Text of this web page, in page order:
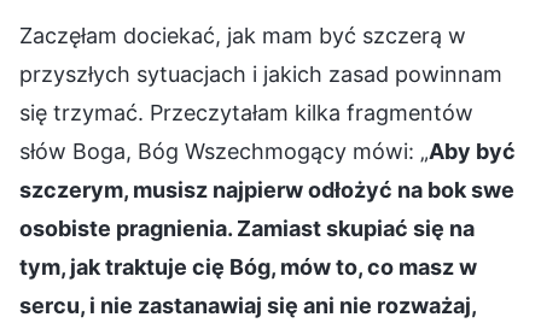
Zaczęłam dociekać, jak mam być szczerą w
przyszłych sytuacjach i jakich zasad powinnam
się trzymać. Przeczytałam kilka fragmentów
słów Boga, Bóg Wszechmogący mówi: „Aby być
szczerym, musisz najpierw odłożyć na bok swe
osobiste pragnienia. Zamiast skupiać się na
tym, jak traktuje cię Bóg, mów to, co masz w
sercu, i nie zastanawiaj się ani nie rozważaj,